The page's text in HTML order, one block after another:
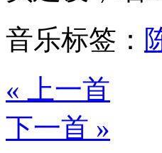
音乐标签：
« 上一首
下一首 »